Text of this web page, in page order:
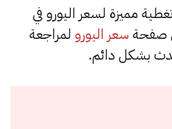
365 بعمل تغطية مميزة لسعر اليورو في
صفحة سعر اليورو لمراجعة
بشكل دائم.